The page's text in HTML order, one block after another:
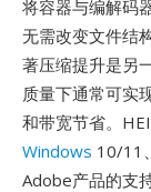
将容器与编解码
无需改变文件结
著压缩提升是另
质量下通常可实
和带宽节省。
Windows 10/11
Adobe产品的支持